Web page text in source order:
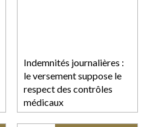
Indemnités journalières :
le versement suppose le
respect des contrôles
médicaux